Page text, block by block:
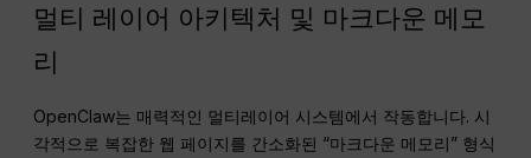
멀티 레이어 아키텍처 및 마크다운 메모
리
OpenClaw는 매력적인 멀티레이어 시스템에서 작동합니다. 시
각적으로 복잡한 웹 페이지를 간소화된 “마크다운 메모리” 형식